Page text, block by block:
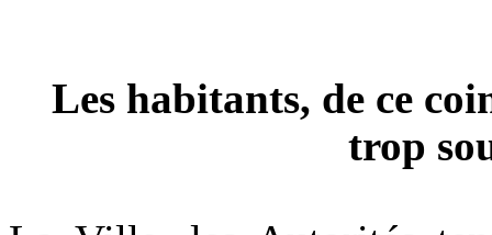
Les habitants, de ce
trop